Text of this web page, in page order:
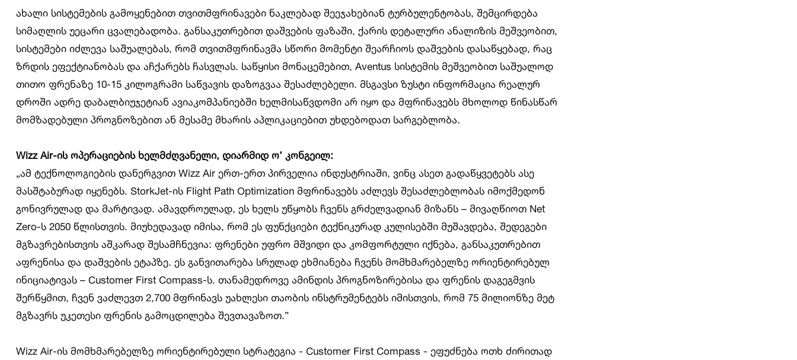
ახალი სისტემების გამოყენებით თვითმფრინავები ნაკლებად შეეჯახებიან ტურბულენტობას, შემცირდება
სიმაღლის უეცარი ცვალებადობა. განსაკუთრებით დაშვების ფაზაში, ქარის დეტალური ანალიზის მეშვეობით,
სისტემები იძლევა საშუალებას, რომ თვითმფრინავმა სწორი მომენტი შეარჩიოს დაშვების დასაწყებად, რაც
ზრდის ეფექტიანობას და აჩქარებს ჩასვლას. საწყისი მონაცემებით, Aventus სისტემის მეშვეობით საშუალოდ
თითო ფრენაზე 10-15 კილოგრამი საწვავის დაზოგვაა შესაძლებელი. მსგავსი ზუსტი ინფორმაცია რეალურ
დროში ადრე დაბალბიუჯეტიან ავიაკომპანიებში ხელმისაწვდომი არ იყო და მფრინავებს მხოლოდ წინასწარ
მომზადებული პროგნოზებით ან მესამე მხარის აპლიკაციებით უხდებოდათ სარგებლობა.
Wizz Air-ის ოპერაციების ხელმძღვანელი, დიარმიდ ო’ კონგეილ:
„ამ ტექნოლოგიების დანერგვით Wizz Air ერთ-ერთ პირველია ინდუსტრიაში, ვინც ასეთ გადაწყვეტებს ასე
მასშტაბურად იყენებს. StorkJet-ის Flight Path Optimization მფრინავებს აძლევს შესაძლებლობას იმოქმედონ
გონივრულად და მარტივად. ამავდროულად, ეს ხელს უწყობს ჩვენს გრძელვადიან მიზანს – მივაღწიოთ Net
Zero-ს 2050 წლისთვის. მიუხედავად იმისა, რომ ეს ფუნქციები ტექნიკურად კულისებში მუშავდება, შედეგები
მგზავრებისთვის აშკარად შესამჩნევია: ფრენები უფრო მშვიდი და კომფორტული იქნება, განსაკუთრებით
აფრენისა და დაშვების ეტაპზე. ეს განვითარება სრულად ეხმიანება ჩვენს მომხმარებელზე ორიენტირებულ
ინიციატივას – Customer First Compass-ს. თანამედროვე ამინდის პროგნოზირებისა და ფრენის დაგეგმვის
შერწყმით, ჩვენ ვაძლევთ 2,700 მფრინავს უახლესი თაობის ინსტრუმენტებს იმისთვის, რომ 75 მილიონზე მეტ
მგზავრს უკეთესი ფრენის გამოცდილება შევთავაზოთ.”
Wizz Air-ის მომხმარებელზე ორიენტირებული სტრატეგია - Customer First Compass - ეფუძნება ოთხ ძირითად